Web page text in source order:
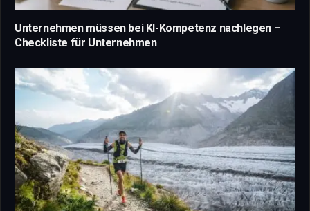
Unternehmen müssen bei KI-Kompetenz nachlegen –
Checkliste für Unternehmen